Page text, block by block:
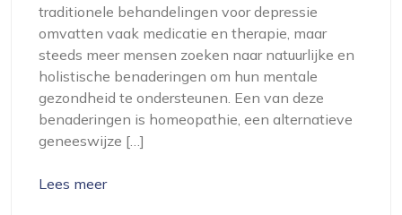
traditionele behandelingen voor depressie
omvatten vaak medicatie en therapie, maar
steeds meer mensen zoeken naar natuurlijke en
holistische benaderingen om hun mentale
gezondheid te ondersteunen. Een van deze
benaderingen is homeopathie, een alternatieve
geneeswijze […]
Lees meer